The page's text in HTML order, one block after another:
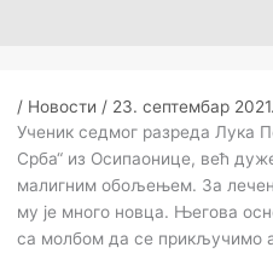
/ Новости / 23. септембар 2021.
Ученик седмог разреда Лука
Срба“ из Осипаонице, већ
малигним обољењем. За
му је много новца. Његова
са молбом да се прикључимо